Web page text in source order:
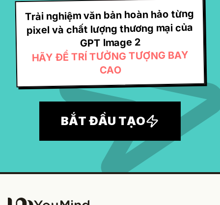
Trải nghiệm văn bản hoàn hảo từng
pixel và chất lượng thương mại của
GPT Image 2
HÃY ĐỂ TRÍ TƯỞNG TƯỢNG BAY
CAO
BẮT ĐẦU TẠO